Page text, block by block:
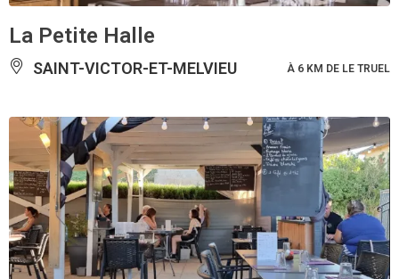
La Petite Halle
SAINT-VICTOR-ET-MELVIEU À 6 KM DE LE TRUEL